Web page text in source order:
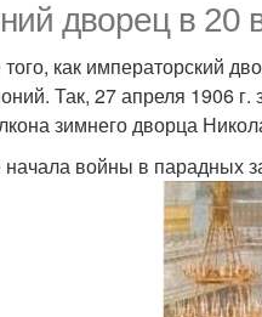
дворец в 20
как императорский
Так, 27 апреля 1906
зимнего дворца
войны в парадных